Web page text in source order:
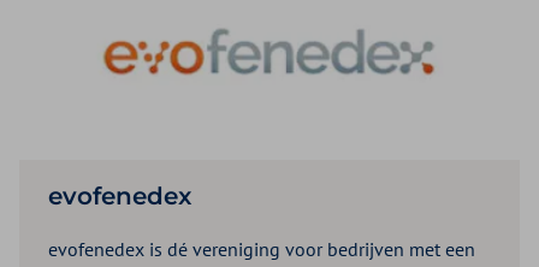
evofenedex
evofenedex is dé vereniging voor bedrijven met een